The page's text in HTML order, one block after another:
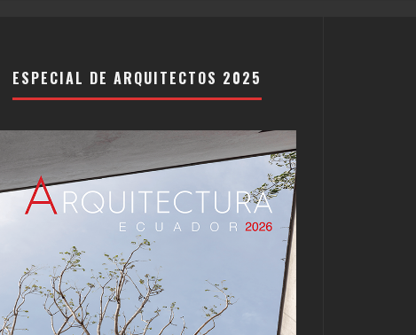
ESPECIAL DE ARQUITECTOS 2025